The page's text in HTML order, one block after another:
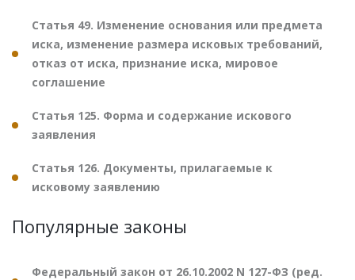
Статья 49. Изменение основания или предмета
иска, изменение размера исковых требований,
отказ от иска, признание иска, мировое
соглашение
Статья 125. Форма и содержание искового
заявления
Статья 126. Документы, прилагаемые к
исковому заявлению
Популярные законы
Федеральный закон от 26.10.2002 N 127-ФЗ (ред.